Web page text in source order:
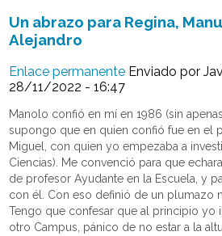
Un abrazo para Regina,
Alejandro
Enlace permanente Enviado por
28/11/2022 - 16:47
Manolo confió en mí en 1986 (sin
supongo que en quien confió fue en el
Miguel, con quien yo empezaba a
Ciencias). Me convenció para que
de profesor Ayudante en la Escuela, y
con él. Con eso definió de un plumazo
Tengo que confesar que al principio yo
otro Campus, pánico de no estar a la